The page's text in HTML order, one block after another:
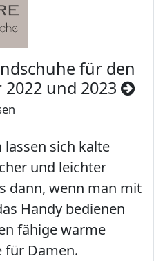
für den
und 2023
sich kalte
und leichter
dann, wenn man mit
Handy bedienen
fähige warme
für Damen.